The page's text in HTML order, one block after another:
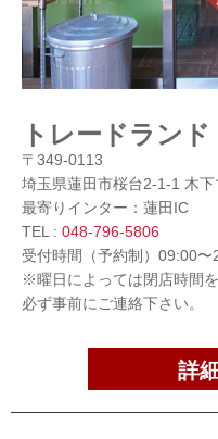
トレードラン
〒349-0113
埼玉県蓮田市桜台2-1-1 木
最寄りインター：蓮田IC
TEL : 048-796-5806
受付時間（予約制）09:00〜
※曜日によっては閉店時間
必ず事前にご連絡下さい。
詳